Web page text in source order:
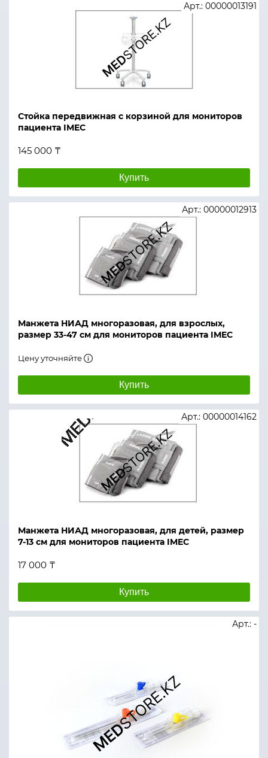
Стойка передвижная с корзиной для мониторов
пациента IMEC
Арт.: 00000013191
145 000 ₸
Купить
Манжета НИАД многоразовая, для взрослых,
размер 33-47 см для мониторов пациента IMEC
Арт.: 00000012913
Цену уточняйте
Купить
Манжета НИАД многоразовая, для детей, размер
7-13 см для мониторов пациента IMEC
Арт.: 00000014162
17 000 ₸
Купить
Арт.: -